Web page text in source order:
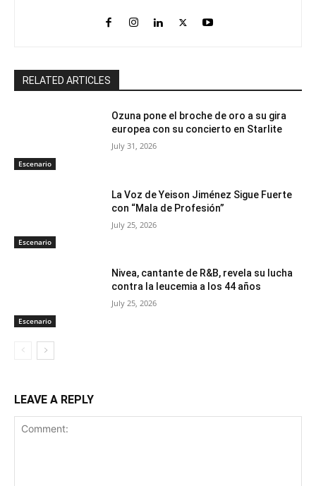
RELATED ARTICLES
Escenario
Ozuna pone el broche de oro a su gira
europea con su concierto en Starlite
July 31, 2026
Escenario
La Voz de Yeison Jiménez Sigue Fuerte
con “Mala de Profesión”
July 25, 2026
Escenario
Nivea, cantante de R&B, revela su lucha
contra la leucemia a los 44 años
July 25, 2026
LEAVE A REPLY